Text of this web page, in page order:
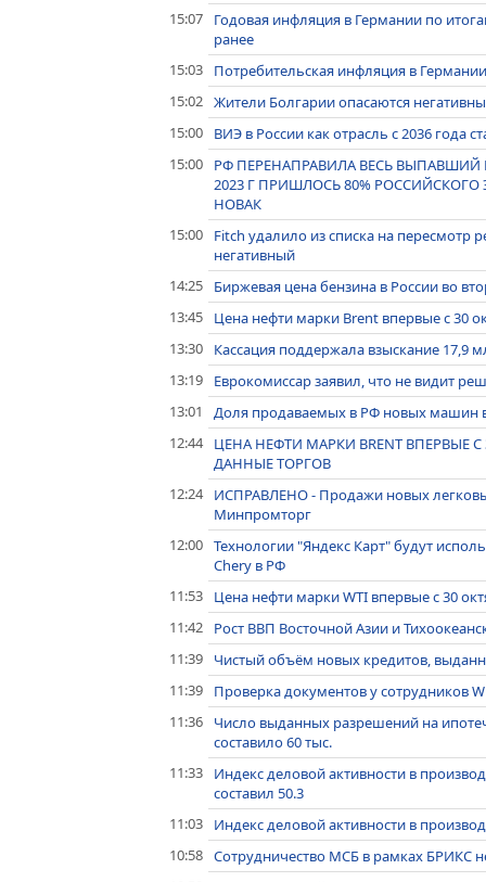
15:07
Годовая инфляция в Германии по
ранее
15:03
Потребительская инфляция в
15:02 Жители Болгарии опасаются
15:00
ВИЭ в России как отрасль с 2036 года
15:00
РФ ПЕРЕНАПРАВИЛА ВЕСЬ ВЫПАВШИЙ
2023 Г ПРИШЛОСЬ 80%
НОВАК
15:00
Fitch удалило из списка на пересмотр
негативный
14:25
Биржевая цена бензина в России во
13:45
Цена нефти марки Brent впервые с 30
13:30
Кассация поддержала взыскание 17,9
13:19
Еврокомиссар заявил, что не видит
13:01
Доля продаваемых в РФ новых машин в
12:44
ЦЕНА НЕФТИ МАРКИ BRENT ВПЕРВЫЕ
ДАННЫЕ ТОРГОВ
12:24
ИСПРАВЛЕНО - Продажи новых
Минпромторг
12:00 Технологии "Яндекс Карт" будут
Cherу в РФ
11:53
Цена нефти марки WTI впервые с 30
11:42
Рост ВВП Восточной Азии и
11:39
Чистый объём новых кредитов,
11:39
Проверка документов у сотрудников
11:36
Число выданных разрешений на
составило 60 тыс.
11:33
Индекс деловой активности в
составил 50.3
11:03
Индекс деловой активности в
10:58 Сотрудничество МСБ в рамках БРИКС